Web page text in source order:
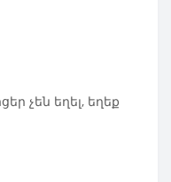
չեն եղել, եղեք